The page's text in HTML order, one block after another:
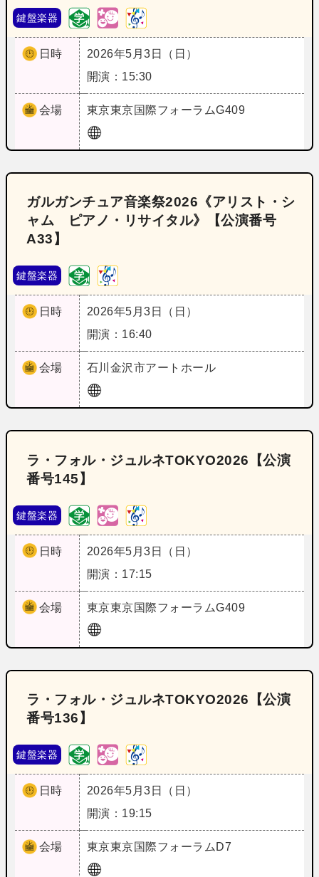
鍵盤楽器
日時
2026年5月3日（日）
開演：15:30
会場 東京東京国際フォーラムG409
ガルガンチュア音楽祭2026《アリスト・シ
ャム ピアノ・リサイタル》【公演番号
A33】
鍵盤楽器
日時
2026年5月3日（日）
開演：16:40
会場 石川 金沢市アートホール
ラ・フォル・ジュルネTOKYO2026【公演
番号145】
鍵盤楽器
日時
2026年5月3日（日）
開演：17:15
会場 東京東京国際フォーラムG409
ラ・フォル・ジュルネTOKYO2026【公演
番号136】
鍵盤楽器
日時
2026年5月3日（日）
開演：19:15
会場 東京東京国際フォーラムD7